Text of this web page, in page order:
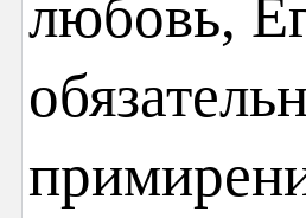
любовь,